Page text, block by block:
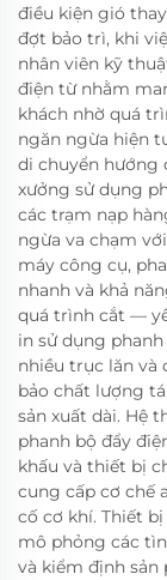
điều kiện gió
đợt bảo trì, khi
nhân viên kỹ
điện từ nhằm
khách nhờ quá
ngăn ngừa hiện
di chuyển hướng
xưởng sử dụng
các trạm nạp
ngừa va chạm
máy công cụ,
nhanh và khả
quá trình cắt —
in sử dụng
nhiều trục lăn và
bảo chất lượng
sản xuất dài. Hệ
phanh bộ đẩy
khấu và thiết bị
cung cấp cơ chế
cố cơ khí. Thiết
mô phỏng các
và kiểm định